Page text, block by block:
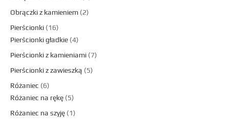
Obrączki z kamieniem 2
Pierścionki 16
Pierścionki gładkie 4
Pierścionki z kamieniami 7
Pierścionki z zawieszką
5
Różaniec
6
Różaniec na rękę 5
Różaniec na szyję 1